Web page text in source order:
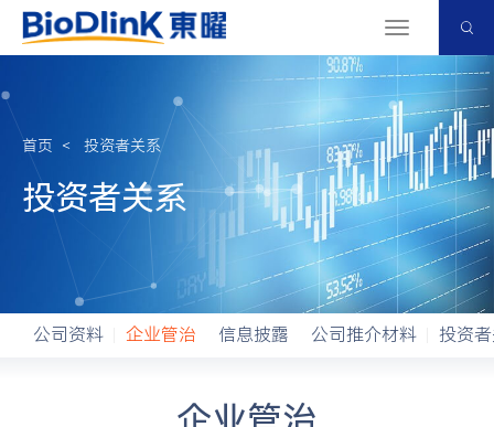
切
换
导
航
首页 ＜ 投资者关系
投资者关系
公司资料 企业管治 信息披露 公司推介材料 投资